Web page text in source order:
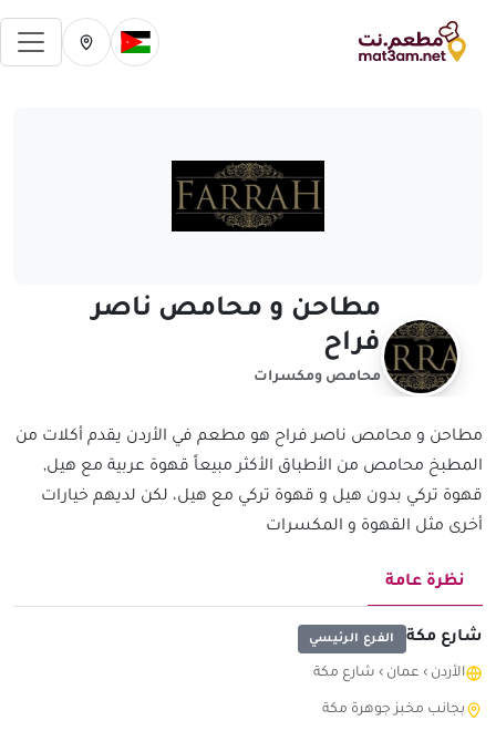
تغيير الدولة الحالية
تغيير المدينة
مطاحن و محامص ناصر
فراح
محامص ومكسرات
مطاحن و محامص ناصر فراح هو مطعم في الأردن يقدم أكلات من
المطبخ محامص من الأطباق الأكثر مبيعاً قهوة عربية مع هيل,
قهوة تركي بدون هيل و قهوة تركي مع هيل، لكن لديهم خيارات
أخرى مثل القهوة و المكسرات
نظرة عامة
شارع مكة الفرع الرئيسي
الأردن › عمان › شارع مكة
بجانب مخبز جوهرة مكة